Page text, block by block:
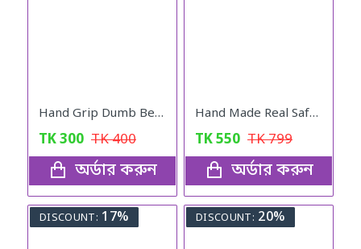
Hand Grip Dumb Bells
TK300 TK400
অর্ডার করুন
Hand Made Real Saffron Goat Milk Bar Soap
TK550 TK799
অর্ডার করুন
DISCOUNT: 17% DISCOUNT: 20%